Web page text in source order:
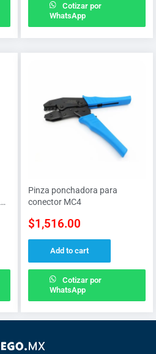
Cotizar por
WhatsApp
Pinza ponchadora para
conector MC4
$1,516.00
Add to cart
Cotizar por
WhatsApp